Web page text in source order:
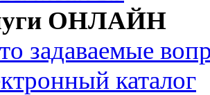
ОНЛАЙН
задаваемые
каталог